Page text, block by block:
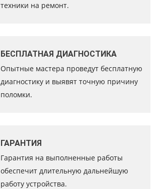
техники на ремонт.
БЕСПЛАТНАЯ ДИАГНОСТИКА
Опытные мастера проведут бесплатную
диагностику и выявят точную причину
поломки.
ГАРАНТИЯ
Гарантия на выполненные работы
обеспечит длительную дальнейшую
работу устройства.